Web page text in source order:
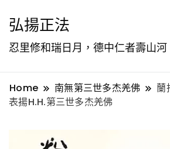
弘揚正法
忍里修和瑞日月，德中仁者壽山河
Home 南無第三世多杰羌佛
蘭
表揚H.H.第三世多杰羌佛